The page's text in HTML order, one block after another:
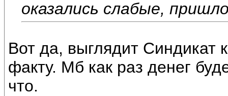
оказались слабые,
Вот да, выглядит Синдикат
факту. Мб как раз денег
что.